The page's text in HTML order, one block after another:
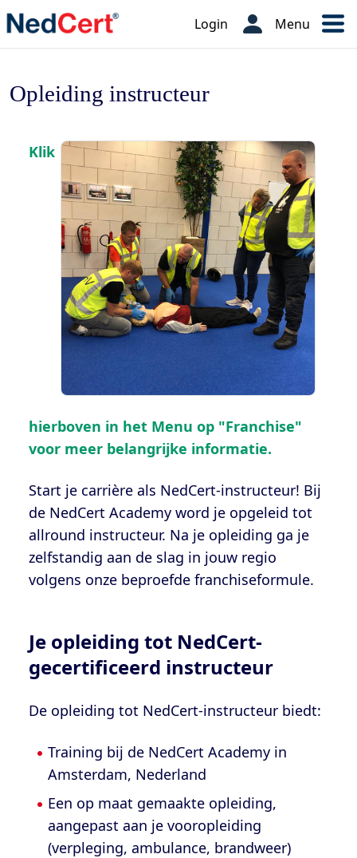
Login Menu
Opleiding instructeur
Klik
hierboven in het Menu op "Franchise"
voor meer belangrijke informatie.
Start je carrière als NedCert-instructeur! Bij
de NedCert Academy word je opgeleid tot
allround instructeur. Na je opleiding ga je
zelfstandig aan de slag in jouw regio
volgens onze beproefde franchiseformule.
Je opleiding tot NedCert-
gecertificeerd instructeur
De opleiding tot NedCert-instructeur biedt:
Training bij de NedCert Academy in
Amsterdam, Nederland
Een op maat gemaakte opleiding,
aangepast aan je vooropleiding
(verpleging, ambulance, brandweer)